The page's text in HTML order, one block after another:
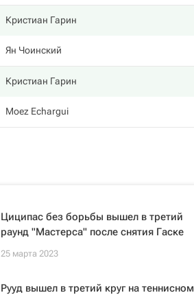
Кристиан Гарин
Ян Чоинский
Кристиан Гарин
Moez Echargui
Циципас без борьбы вышел в третий
раунд "Мастерса" после снятия Гаске
25 марта 2023
Рууд вышел в третий круг на теннисном